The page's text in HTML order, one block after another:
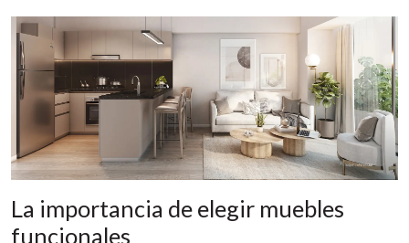
La importancia de elegir muebles
funcionales